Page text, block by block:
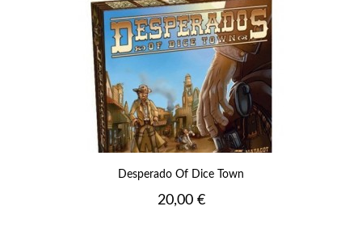
Desperado Of Dice Town
Prix
20,00 €